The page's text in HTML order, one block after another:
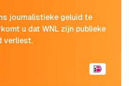
journalistieke geluid te
u dat WNL zijn publieke
verliest.